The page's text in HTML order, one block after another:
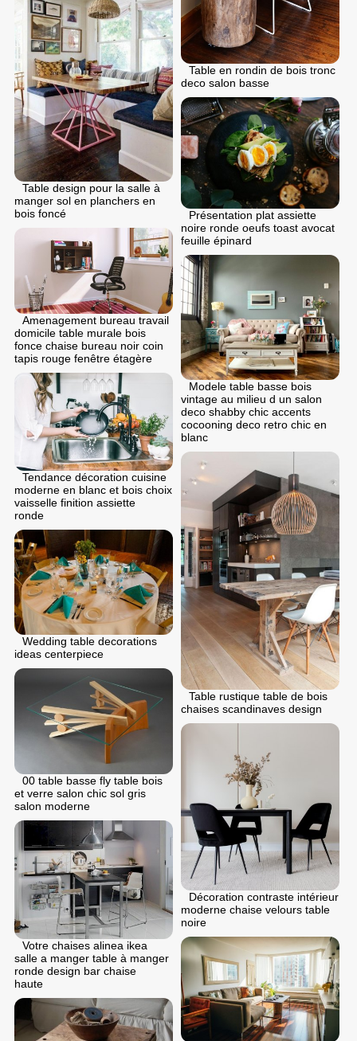
Table en rondin de bois tronc
deco salon basse
Table design pour la salle à
manger sol en planchers en
bois foncé
Présentation plat assiette
noire ronde oeufs toast avocat
feuille épinard
Amenagement bureau travail
domicile table murale bois
fonce chaise bureau noir coin
tapis rouge fenêtre étagère
Modele table basse bois
vintage au milieu d un salon
deco shabby chic accents
cocooning deco retro chic en
blanc
Tendance décoration cuisine
moderne en blanc et bois choix
vaisselle finition assiette
ronde
Table rustique table de bois
chaises scandinaves design
Wedding table decorations
ideas centerpiece
00 table basse fly table bois
et verre salon chic sol gris
salon moderne
Décoration contraste intérieur
moderne chaise velours table
noire
Votre chaises alinea ikea
salle a manger table à manger
ronde design bar chaise
haute